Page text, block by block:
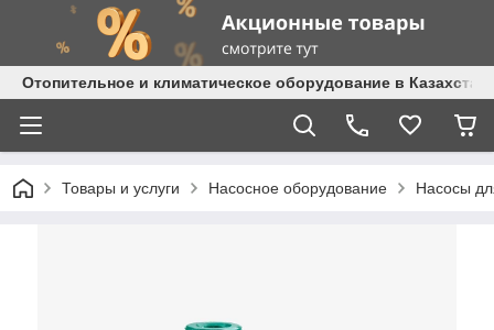
Отопительное и климатическое оборудование в
Товары и услуги Насосное оборудование Насосы